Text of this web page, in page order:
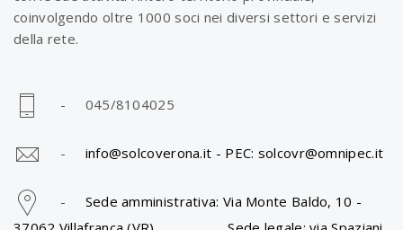
i
o
n
coinvolgendo oltre 1000 soci nei diversi settori e servizi
della rete.
- 045/8104025
- info@solcoverona.it - PEC: solcovr@omnipec.it
- Sede amministrativa: Via Monte Baldo, 10 -